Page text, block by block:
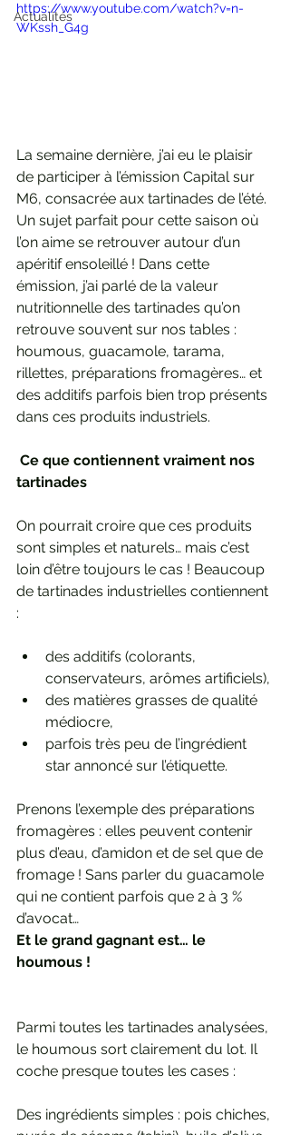
Actualités
https://www.youtube.com/watch?v=n-
WKssh_G4g
La semaine dernière, j’ai eu le plaisir
de participer à l’émission Capital sur
M6, consacrée aux tartinades de l’été.
Un sujet parfait pour cette saison où
l’on aime se retrouver autour d’un
apéritif ensoleillé ! Dans cette
émission, j’ai parlé de la valeur
nutritionnelle des tartinades qu’on
retrouve souvent sur nos tables :
houmous, guacamole, tarama,
rillettes, préparations fromagères… et
des additifs parfois bien trop présents
dans ces produits industriels.
tartinades
On pourrait croire que ces produits
sont simples et naturels… mais c’est
loin d’être toujours le cas ! Beaucoup
de tartinades industrielles contiennent
:
des additifs (colorants,
conservateurs, arômes artificiels),
des matières grasses de qualité
médiocre,
parfois très peu de l’ingrédient
star annoncé sur l’étiquette.
Prenons l’exemple des préparations
fromagères : elles peuvent contenir
plus d’eau, d’amidon et de sel que de
fromage ! Sans parler du guacamole
qui ne contient parfois que 2 à 3 %
d’avocat…
Et le grand gagnant est… le
houmous !
Parmi toutes les tartinades analysées,
le houmous sort clairement du lot. Il
coche presque toutes les cases :
Des ingrédients simples : pois chiches,